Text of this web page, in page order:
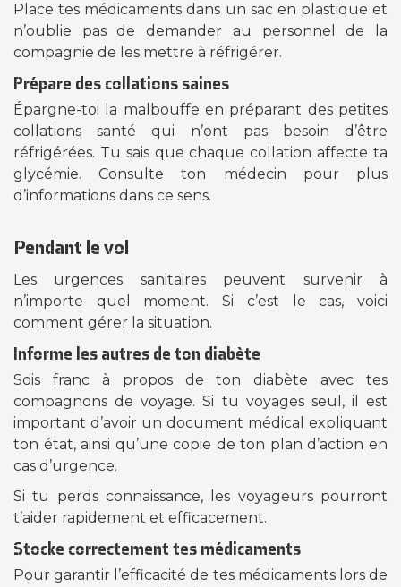
Place tes médicaments dans un sac en plastique et
n’oublie pas de demander au personnel de la
compagnie de les mettre à réfrigérer.
Prépare des collations saines
Épargne-toi la malbouffe en préparant des petites
collations santé qui n’ont pas besoin d’être
réfrigérées. Tu sais que chaque collation affecte ta
glycémie. Consulte ton médecin pour plus
d’informations dans ce sens.
Pendant le vol
Les urgences sanitaires peuvent survenir à
n’importe quel moment. Si c’est le cas, voici
comment gérer la situation.
Informe les autres de ton diabète
Sois franc à propos de ton diabète avec tes
compagnons de voyage. Si tu voyages seul, il est
important d’avoir un document médical expliquant
ton état, ainsi qu’une copie de ton plan d’action en
cas d’urgence.
Si tu perds connaissance, les voyageurs pourront
t’aider rapidement et efficacement.
Stocke correctement tes médicaments
Pour garantir l’efficacité de tes médicaments lors de